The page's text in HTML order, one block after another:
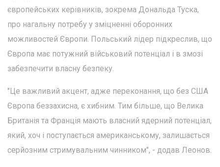
європейських керівників, зокрема Дональда Туска,
про нагальну потребу у зміцненні оборонних
можливостей Європи. Польський лідер підкреслив, що
Європа має потужний військовий потенціал і в змозі
забезпечити власну безпеку.
"Це важливий акцент, адже переконання, що без США
Європа беззахисна, є хибним. Тим більше, що Велика
Британія та Франція мають власний ядерний потенціал,
який, хоч і поступається американському, залишається
серйозним стримувальним чинником", - додав Леонов.